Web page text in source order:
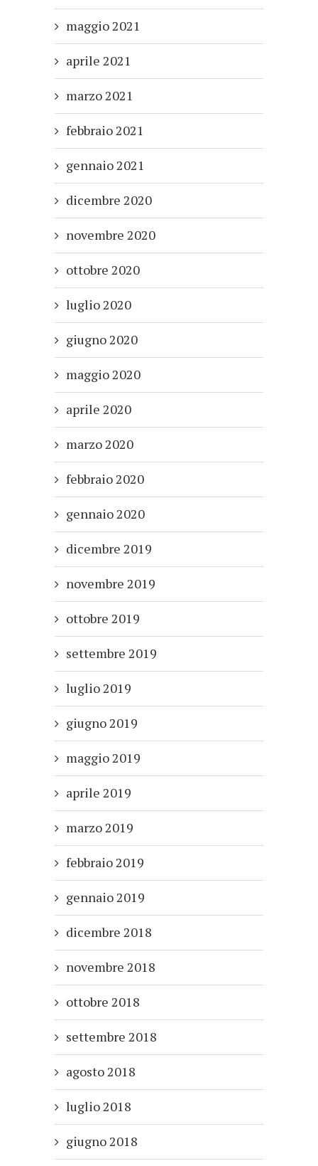
maggio 2021
aprile 2021
marzo 2021
febbraio 2021
gennaio 2021
dicembre 2020
novembre 2020
ottobre 2020
luglio 2020
giugno 2020
maggio 2020
aprile 2020
marzo 2020
febbraio 2020
gennaio 2020
dicembre 2019
novembre 2019
ottobre 2019
settembre 2019
luglio 2019
giugno 2019
maggio 2019
aprile 2019
marzo 2019
febbraio 2019
gennaio 2019
dicembre 2018
novembre 2018
ottobre 2018
settembre 2018
agosto 2018
luglio 2018
giugno 2018